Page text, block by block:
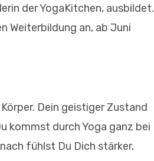
der YogaKitchen, ausbildet.
Weiterbildung an, ab Juni
Dein geistiger Zustand
kommst durch Yoga ganz bei
fühlst Du Dich stärker,